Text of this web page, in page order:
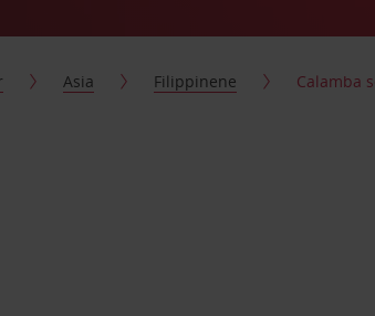
Asia Filippinene Calamba